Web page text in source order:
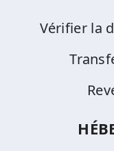
Vérifier la